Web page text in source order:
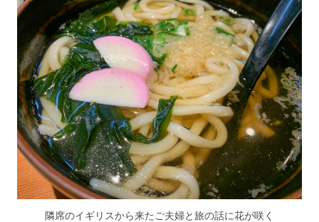
隣席のイギリスから来たご夫婦と旅の話に花が咲く